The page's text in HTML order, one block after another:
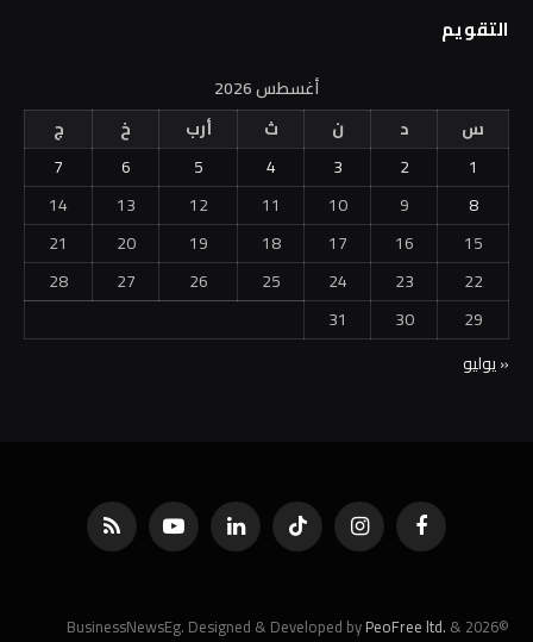
التقويم
أغسطس 2026
س
د ن ث أرب خ
ج
1
2
3
4
5
6
7
8
9
10
11
12
13
14
15
16
17
18
19
20
21
22
23
24
25
26
27
28
29
30
31
« يوليو
فيسبوك الانستغرامتيكتوك لينكدإن يوتيوب RSS
©2026 BusinessNewsEg. Designed & Developed by
PeoFree ltd. &